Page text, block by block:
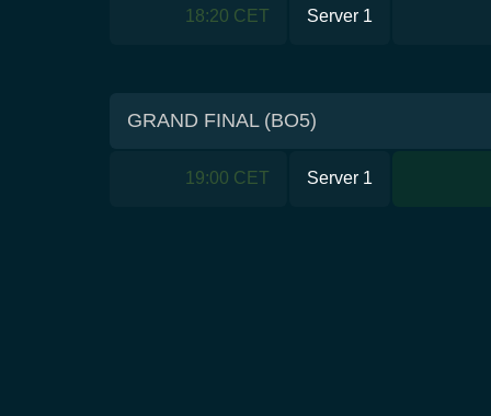
18:20 CET Server 1
GRAND FINAL (BO5)
19:00 CET Server 1